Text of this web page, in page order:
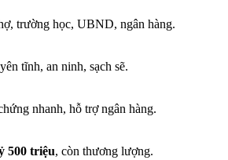
trường học, UBND, ngân hàng.
tĩnh, an ninh, sạch sẽ.
nhanh, hỗ trợ ngân hàng.
500 triệu, còn thương lượng.